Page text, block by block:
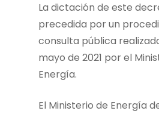
La dictación de este
precedida por un
consulta pública
mayo de 2021 por el
Energía.
El Ministerio de Energía